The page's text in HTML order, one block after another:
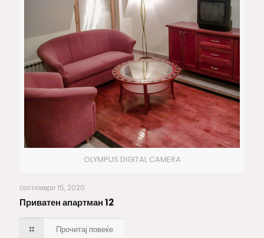
Приватен апартман 12
OLYMPUS DIGITAL CAMERA
септември 15, 2020
Приватен апартман 12
Прочитај повеќе